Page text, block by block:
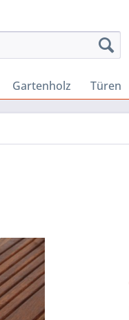
Gartenholz Türen